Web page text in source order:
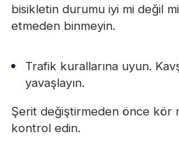
Temas etmek
bisikletin durumu iyi mi değil
etmeden binmeyin.
Trafik kurallarına uyun.
yavaşlayın.
Şerit değiştirmeden önce kör
kontrol edin.